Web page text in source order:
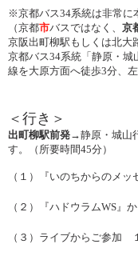
※京都バス34系統は非常に
（京都市バスではなく、 京
京阪出町柳駅もしくは北大
京都バス34系統「静原・城
線を大原方面へ徒歩3分、
＜行き＞
出町柳駅前発→静原・城山
す。（所要時間45分）
（１）『いのちからのメ
（２）『ハドウラムWS
（３）ライブからご参加